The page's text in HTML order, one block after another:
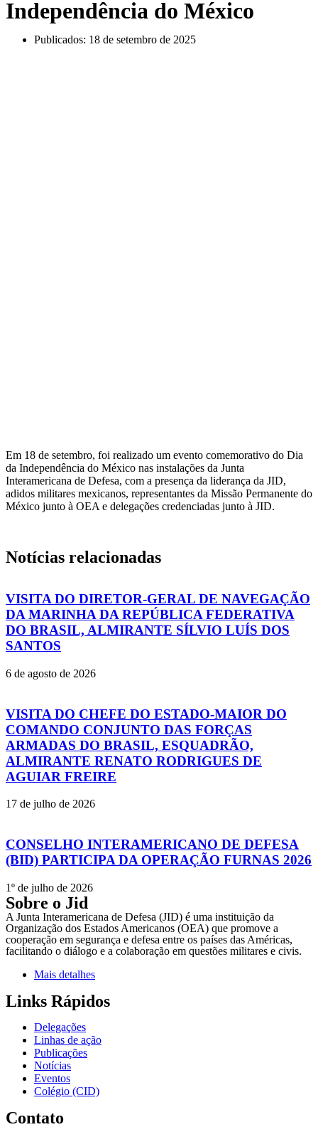
Independência do México
Publicados: 18 de setembro de 2025
Em 18 de setembro, foi realizado um evento comemorativo do Dia
da Independência do México nas instalações da Junta
Interamericana de Defesa, com a presença da liderança da JID,
adidos militares mexicanos, representantes da Missão Permanente do
México junto à OEA e delegações credenciadas junto à JID.
Notícias relacionadas
VISITA DO DIRETOR-GERAL DE NAVEGAÇÃO
DA MARINHA DA REPÚBLICA FEDERATIVA
DO BRASIL, ALMIRANTE SÍLVIO LUÍS DOS
SANTOS
6 de agosto de 2026
VISITA DO CHEFE DO ESTADO-MAIOR DO
COMANDO CONJUNTO DAS FORÇAS
ARMADAS DO BRASIL, ESQUADRÃO,
ALMIRANTE RENATO RODRIGUES DE
AGUIAR FREIRE
17 de julho de 2026
CONSELHO INTERAMERICANO DE DEFESA
(BID) PARTICIPA DA OPERAÇÃO FURNAS 2026
1º de julho de 2026
Sobre o Jid
A Junta Interamericana de Defesa (JID) é uma instituição da
Organização dos Estados Americanos (OEA) que promove a
cooperação em segurança e defesa entre os países das Américas,
facilitando o diálogo e a colaboração em questões militares e civis.
Mais detalhes
Links Rápidos
Delegações
Linhas de ação
Publicações
Notícias
Eventos
Colégio (CID)
Contato